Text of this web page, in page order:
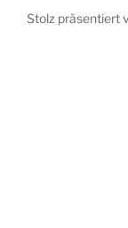
Stolz präsentiert